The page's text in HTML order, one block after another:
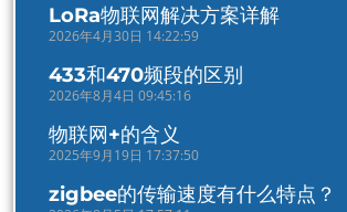
LoRa物联网解决方案详解
2026年4月30日 14:22:59
433和470频段的区别
2026年8月4日 09:45:16
物联网+的含义
2025年9月19日 17:37:50
zigbee的传输速度有什么特点？